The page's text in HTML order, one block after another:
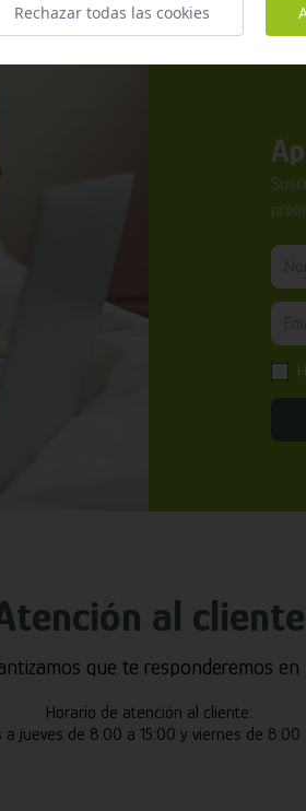
al cliente
que te responderemos en
Horario de atención al cliente:
a jueves de 8:00 a 15:00 y viernes de 8:00
Rechazar todas las cookies